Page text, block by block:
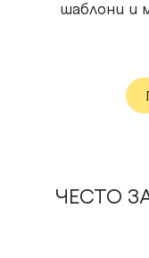
шаблони и
ЧЕСТО